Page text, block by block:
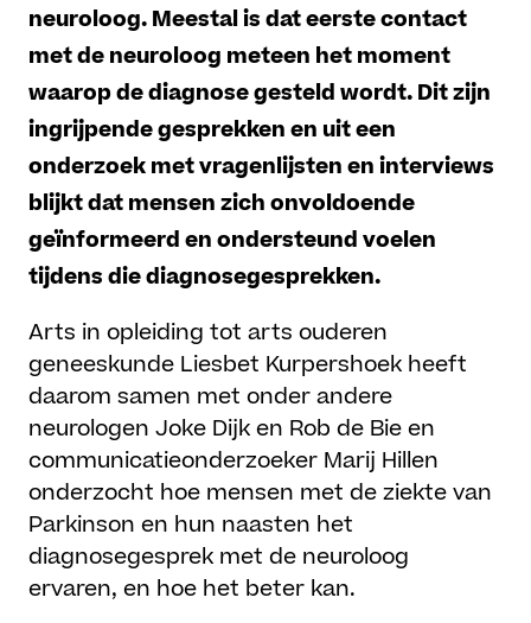
neuroloog. Meestal is dat eerste contact
met de neuroloog meteen het moment
waarop de diagnose gesteld wordt. Dit zijn
ingrijpende gesprekken en uit een
onderzoek met vragenlijsten en interviews
blijkt dat mensen zich onvoldoende
geïnformeerd en ondersteund voelen
tijdens die diagnosegesprekken.
Arts in opleiding tot arts ouderen
geneeskunde Liesbet Kurpershoek heeft
daarom samen met onder andere
neurologen Joke Dijk en Rob de Bie en
communicatieonderzoeker Marij Hillen
onderzocht hoe mensen met de ziekte van
Parkinson en hun naasten het
diagnosegesprek met de neuroloog
ervaren, en hoe het beter kan.